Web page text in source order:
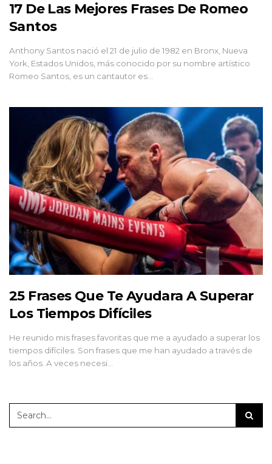
17 De Las Mejores Frases De Romeo
Santos
Anthony Santos nació el 21 de julio de 1982 en Bronx, Nueva
York, Estados Unidos, más conocido por su nombre artístico
Romeo Santos, es un cantautor es…
25 Frases Que Te Ayudara A Superar
Los Tiempos Difíciles
He reunido mis frases favoritas que me a ayudado a superar los
tiempos difíciles. Son frases que me han ayudado a través de
los años. A veces necesi…